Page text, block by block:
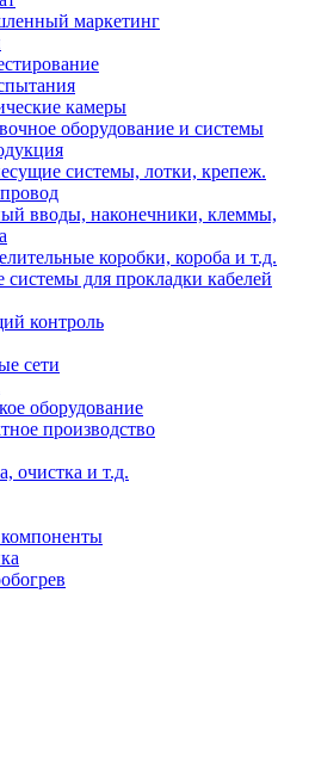
маркетинг
камеры
оборудование и системы
системы, лотки, крепеж.
вводы, наконечники, клеммы,
коробки, короба и т.д.
системы для прокладки кабелей
контроль
сети
оборудование
производство
очистка и т.д.